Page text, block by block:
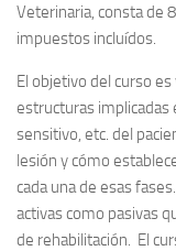
Veterinaria, consta de
impuestos incluídos.
El objetivo del curso
estructuras implicadas
sensitivo, etc. del
lesión y cómo
cada una de esas
activas como pasivas
de rehabilitación. El